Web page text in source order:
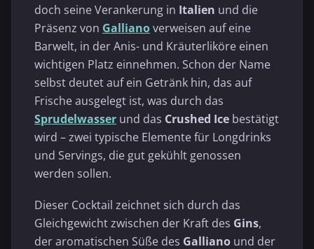
doch seine Verankerung in Italien und die
Präsenz von Gallianoverweisen auf eine
Barwelt, in der Anis- und Kräuterliköre einen
wichtigen Platz einnehmen. Schon der Name
selbst deutet auf ein Getränk hin, das auf
Frische ausgelegt ist, was durch das
Sprudelwasser und das Crushed Ice bestätigt
wird – zwei typische Elemente für Longdrinks
und Servings, die gut gekühlt genossen
werden sollen.
Dieser Cocktail zeichnet sich durch das
Gleichgewicht zwischen der Kraft des Gins,
der aromatischen Süße des Galliano und der